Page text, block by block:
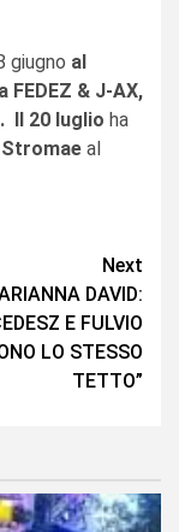
giugno al
& J-AX,
Il 20 luglio ha
Stromae al
Next
DAVID:
E FULVIO
LO STESSO
TETTO”